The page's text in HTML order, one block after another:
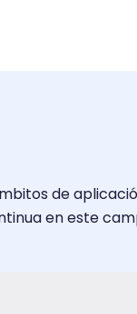
de
en este